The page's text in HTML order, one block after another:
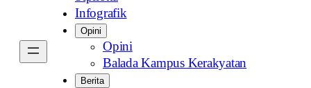
Infografik
Opini
Opini
Balada Kampus Kerakyatan
Berita